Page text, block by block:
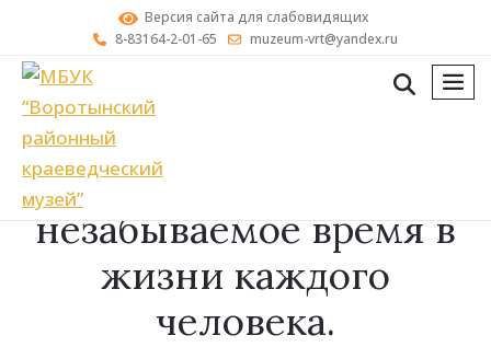
Версия сайта для слабовидящих
8-83164-2-01-65
muzeum-vrt@yandex.ru
Детство — это самое
незабываемое время в
жизни каждого
человека.